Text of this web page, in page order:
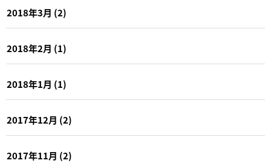
2018年3月 (2)
2018年2月 (1)
2018年1月 (1)
2017年12月 (2)
2017年11月 (2)